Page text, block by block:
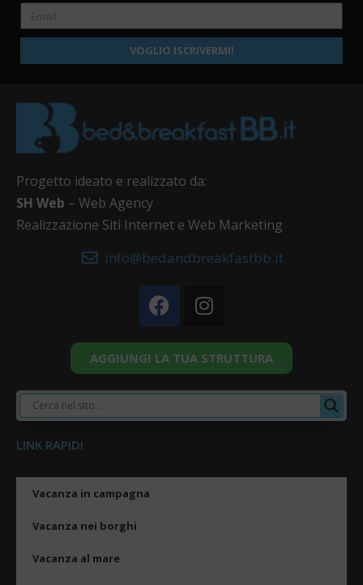
VOGLIO ISCRIVERMI!
Progetto ideato e realizzato da:
SH Web – Web Agency
Realizzazione Siti Internet e Web Marketing
info@bedandbreakfastbb.it
AGGIUNGI LA TUA STRUTTURA
LINK RAPIDI
Vacanza in campagna
Vacanza nei borghi
Vacanza al mare